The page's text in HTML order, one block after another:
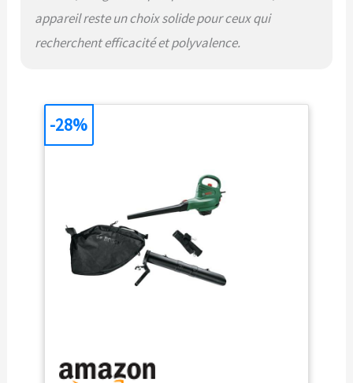
appareil reste un choix solide pour ceux qui
recherchent efficacité et polyvalence.
-28%